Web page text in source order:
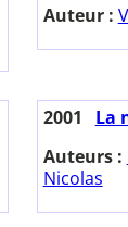
Auteur :
2001
La
Auteurs :
Nicolas